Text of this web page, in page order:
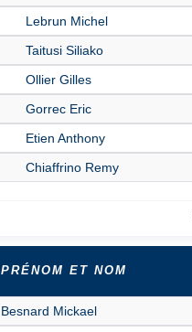
Lebrun Michel
Taitusi Siliako
Ollier Gilles
Gorrec Eric
Etien Anthony
Chiaffrino Remy
PRÉNOM ET NOM
Besnard Mickael